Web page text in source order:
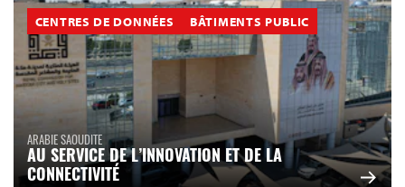
CENTRES DE DONNÉES BÂTIMENTS PUBLIC
ARABIE SAOUDITE
AU SERVICE DE L’INNOVATION ET DE LA
CONNECTIVITÉ